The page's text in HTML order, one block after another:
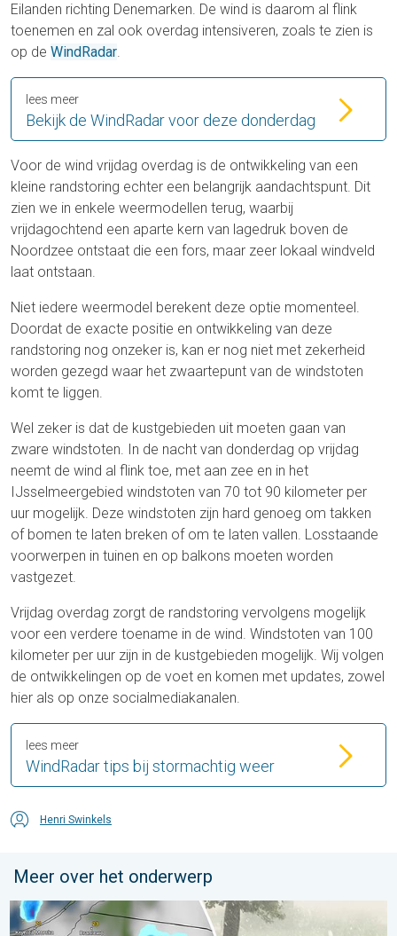
Eilanden richting Denemarken. De wind is daarom al flink
toenemen en zal ook overdag intensiveren, zoals te zien is
op de WindRadar.
Bekijk de WindRadar voor deze donderdag
lees meer
Voor de wind vrijdag overdag is de ontwikkeling van een
kleine randstoring echter een belangrijk aandachtspunt. Dit
zien we in enkele weermodellen terug, waarbij
vrijdagochtend een aparte kern van lagedruk boven de
Noordzee ontstaat die een fors, maar zeer lokaal windveld
laat ontstaan.
Niet iedere weermodel berekent deze optie momenteel.
Doordat de exacte positie en ontwikkeling van deze
randstoring nog onzeker is, kan er nog niet met zekerheid
worden gezegd waar het zwaartepunt van de windstoten
komt te liggen.
Wel zeker is dat de kustgebieden uit moeten gaan van
zware windstoten. In de nacht van donderdag op vrijdag
neemt de wind al flink toe, met aan zee en in het
IJsselmeergebied windstoten van 70 tot 90 kilometer per
uur mogelijk. Deze windstoten zijn hard genoeg om takken
of bomen te laten breken of om te laten vallen. Losstaande
voorwerpen in tuinen en op balkons moeten worden
vastgezet.
Vrijdag overdag zorgt de randstoring vervolgens mogelijk
voor een verdere toename in de wind. Windstoten van 100
kilometer per uur zijn in de kustgebieden mogelijk. Wij volgen
de ontwikkelingen op de voet en komen met updates, zowel
hier als op onze socialmediakanalen.
WindRadar tips bij stormachtig weer
lees meer
Henri Swinkels
Meer over het onderwerp
Hagel als tennisballen in Polen. Zwaar onweer treft steden. . .